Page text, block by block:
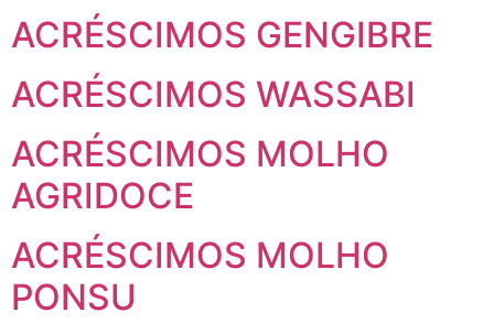
ACRÉSCIMOS GENGIBRE
ACRÉSCIMOS WASSABI
ACRÉSCIMOS MOLHO
AGRIDOCE
ACRÉSCIMOS MOLHO
PONSU